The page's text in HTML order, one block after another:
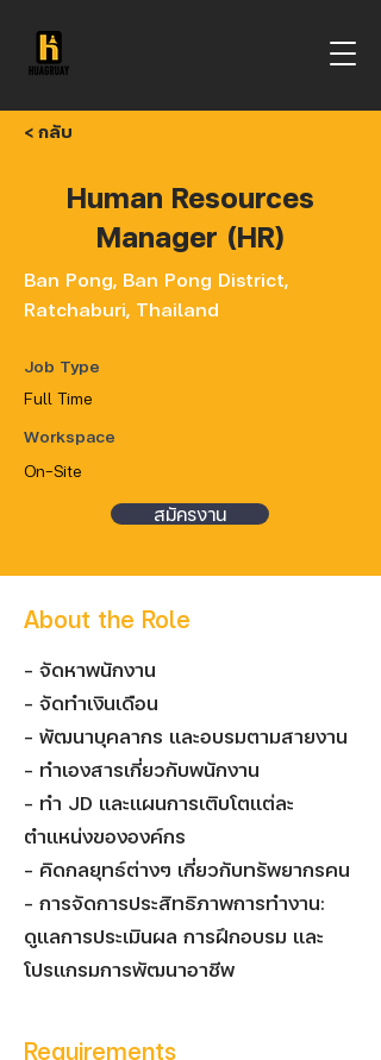
< กลับ
Human Resources
Manager (HR)
Ban Pong, Ban Pong District,
Ratchaburi, Thailand
Job Type
Full Time
Workspace
On-Site
สมัครงาน
About the Role
- จัดหาพนักงาน
- จัดทำเงินเดือน
- พัฒนาบุคลากร และอบรมตามสายงาน
- ทำเองสารเกี่ยวกับพนักงาน
- ทำ JD และแผนการเติบโตแต่ละ
ตำแหน่งขององค์กร
- คิดกลยุทธ์ต่างๆ เกี่ยวกับทรัพยากรคน
- การจัดการประสิทธิภาพการทำงาน:
ดูแลการประเมินผล การฝึกอบรม และ
โปรแกรมการพัฒนาอาชีพ
Requirements